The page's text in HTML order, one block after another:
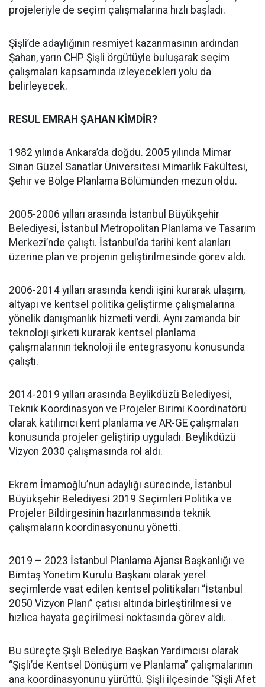
projeleriyle de seçim çalışmalarına hızlı başladı.
Şişli’de adaylığının resmiyet kazanmasının ardından
Şahan, yarın CHP Şişli örgütüyle buluşarak seçim
çalışmaları kapsamında izleyecekleri yolu da
belirleyecek.
RESUL EMRAH ŞAHAN KİMDİR?
1982 yılında Ankara’da doğdu. 2005 yılında Mimar
Sinan Güzel Sanatlar Üniversitesi Mimarlık Fakültesi,
Şehir ve Bölge Planlama Bölümünden mezun oldu.
2005-2006 yılları arasında İstanbul Büyükşehir
Belediyesi, İstanbul Metropolitan Planlama ve Tasarım
Merkezi’nde çalıştı. İstanbul’da tarihi kent alanları
üzerine plan ve projenin geliştirilmesinde görev aldı.
2006-2014 yılları arasında kendi işini kurarak ulaşım,
altyapı ve kentsel politika geliştirme çalışmalarına
yönelik danışmanlık hizmeti verdi. Aynı zamanda bir
teknoloji şirketi kurarak kentsel planlama
çalışmalarının teknoloji ile entegrasyonu konusunda
çalıştı.
2014-2019 yılları arasında Beylikdüzü Belediyesi,
Teknik Koordinasyon ve Projeler Birimi Koordinatörü
olarak katılımcı kent planlama ve AR-GE çalışmaları
konusunda projeler geliştirip uyguladı. Beylikdüzü
Vizyon 2030 çalışmasında rol aldı.
Ekrem İmamoğlu’nun adaylığı sürecinde, İstanbul
Büyükşehir Belediyesi 2019 Seçimleri Politika ve
Projeler Bildirgesinin hazırlanmasında teknik
çalışmaların koordinasyonunu yönetti.
2019 – 2023 İstanbul Planlama Ajansı Başkanlığı ve
Bimtaş Yönetim Kurulu Başkanı olarak yerel
seçimlerde vaat edilen kentsel politikaları “İstanbul
2050 Vizyon Planı” çatısı altında birleştirilmesi ve
hızlıca hayata geçirilmesi noktasında görev aldı.
Bu süreçte Şişli Belediye Başkan Yardımcısı olarak
“Şişli’de Kentsel Dönüşüm ve Planlama” çalışmalarının
ana koordinasyonunu yürüttü. Şişli ilçesinde “Şişli Afet